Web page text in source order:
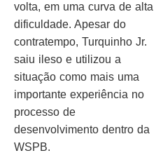
volta, em uma curva de alta
dificuldade. Apesar do
contratempo, Turquinho Jr.
saiu ileso e utilizou a
situação como mais uma
importante experiência no
processo de
desenvolvimento dentro da
WSPB.